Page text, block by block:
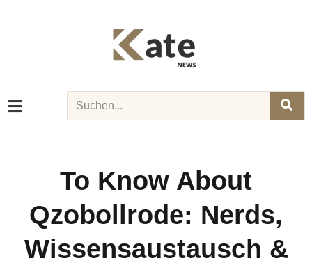
To Know About
Qzobollrode: Nerds,
Wissensaustausch &